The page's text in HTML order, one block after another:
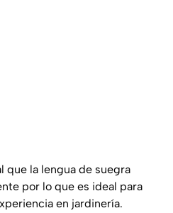
que la lengua de suegra
por lo que es ideal para
en jardinería.